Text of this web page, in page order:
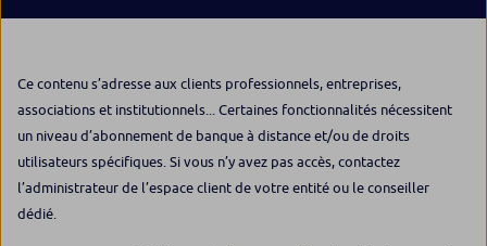
Ce contenu s’adresse aux clients professionnels, entreprises,
associations et institutionnels... Certaines fonctionnalités nécessitent
un niveau d’abonnement de banque à distance et/ou de droits
utilisateurs spécifiques. Si vous n’y avez pas accès, contactez
l’administrateur de l’espace client de votre entité ou le conseiller
dédié.